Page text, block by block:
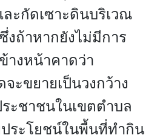
ะกัดเซาะดินบริเวณ
งถ้าหากยังไม่มีการ
างหน้าคาดว่า
ะขยายเป็นวงกว้าง
ะชาชนในเขตตำบล
ประโยชน์ในพื้นที่ทำกิน